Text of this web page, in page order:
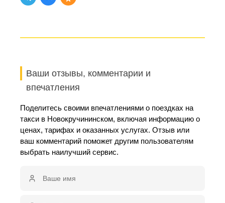
Ваши отзывы, комментарии и
впечатления
Поделитесь своими впечатлениями о поездках на
такси в Новокручининском, включая информацию о
ценах, тарифах и оказанных услугах. Отзыв или
ваш комментарий поможет другим пользователям
выбрать наилучший сервис.